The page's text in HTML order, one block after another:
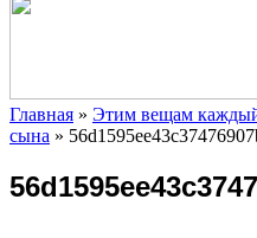
Главная » Этим вещам каждый
сына »